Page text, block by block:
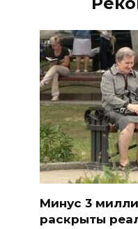
Минус 3
раскрыты